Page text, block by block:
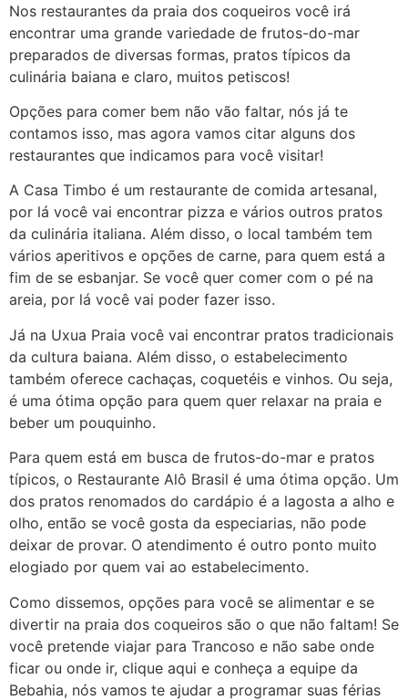
Nos restaurantes da praia dos coqueiros você irá
encontrar uma grande variedade de frutos-do-mar
preparados de diversas formas, pratos típicos da
culinária baiana e claro, muitos petiscos!
Opções para comer bem não vão faltar, nós já te
contamos isso, mas agora vamos citar alguns dos
restaurantes que indicamos para você visitar!
A Casa Timbo é um restaurante de comida artesanal,
por lá você vai encontrar pizza e vários outros pratos
da culinária italiana. Além disso, o local também tem
vários aperitivos e opções de carne, para quem está a
fim de se esbanjar. Se você quer comer com o pé na
areia, por lá você vai poder fazer isso.
Já na Uxua Praia você vai encontrar pratos tradicionais
da cultura baiana. Além disso, o estabelecimento
também oferece cachaças, coquetéis e vinhos. Ou seja,
é uma ótima opção para quem quer relaxar na praia e
beber um pouquinho.
Para quem está em busca de frutos-do-mar e pratos
típicos, o Restaurante Alô Brasil é uma ótima opção. Um
dos pratos renomados do cardápio é a lagosta a alho e
olho, então se você gosta da especiarias, não pode
deixar de provar. O atendimento é outro ponto muito
elogiado por quem vai ao estabelecimento.
Como dissemos, opções para você se alimentar e se
divertir na praia dos coqueiros são o que não faltam! Se
você pretende viajar para Trancoso e não sabe onde
ficar ou onde ir, clique aqui e conheça a equipe da
Bebahia, nós vamos te ajudar a programar suas férias